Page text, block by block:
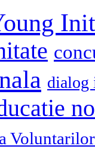
dialog
Voluntarilor